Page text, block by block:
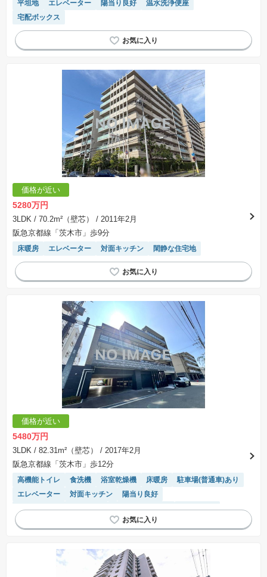
平坦地 エレベーター 陽当り良好
温水洗浄便座
宅配ボックス
価格が近い
5280万円
3LDK / 70.2m²（壁芯）
/ 2011年2月
阪急京都線「茨木市」歩9分
床暖房 エレベーター 対面キッチン 閑静な住宅地
価格が近い
5480万円
3LDK / 82.31m²（壁芯）
/ 2017年2月
阪急京都線「茨木市」歩12分
高機能トイレ 食洗機 浴室乾燥機 床暖房
駐車場(普通車)あり
エレベーター
対面キッチン
陽当り良好
モニター付きインターホン
システムキッチン
駐車場空き
駐輪場・バイク置き場
ペット相談 温水洗浄便座